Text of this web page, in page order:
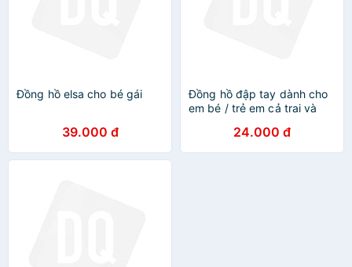
Đồng hồ elsa cho bé gái
39.000 đ
Đồng hồ đập tay dành cho
em bé / trẻ em cả trai và
24.000 đ